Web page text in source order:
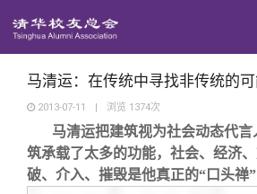
地区联络
年级联络
院系校友工作
回馈母校
捐赠项目
捐赠新闻
媒体平台
《清华校友通讯》
百年清华
马清运：在传统中寻找非传统的
2013-07-11 | 浏览 1374次
马清运把建筑视为社会动态代
筑承载了太多的功能，社会、经济
破、介入、摧毁是他真正的“口头禅”